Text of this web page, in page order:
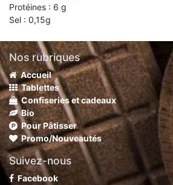
Protéines : 6 g
Sel : 0,15g
Nos rubriques
Accueil
Tablettes
Confiseries et cadeaux
Bio
Pour Pâtisser
Promo/Nouveautés
Suivez-nous
Facebook